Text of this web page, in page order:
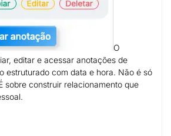
O
editar e acessar anotações de
estruturado com data e hora. Não é só
sobre construir relacionamento que